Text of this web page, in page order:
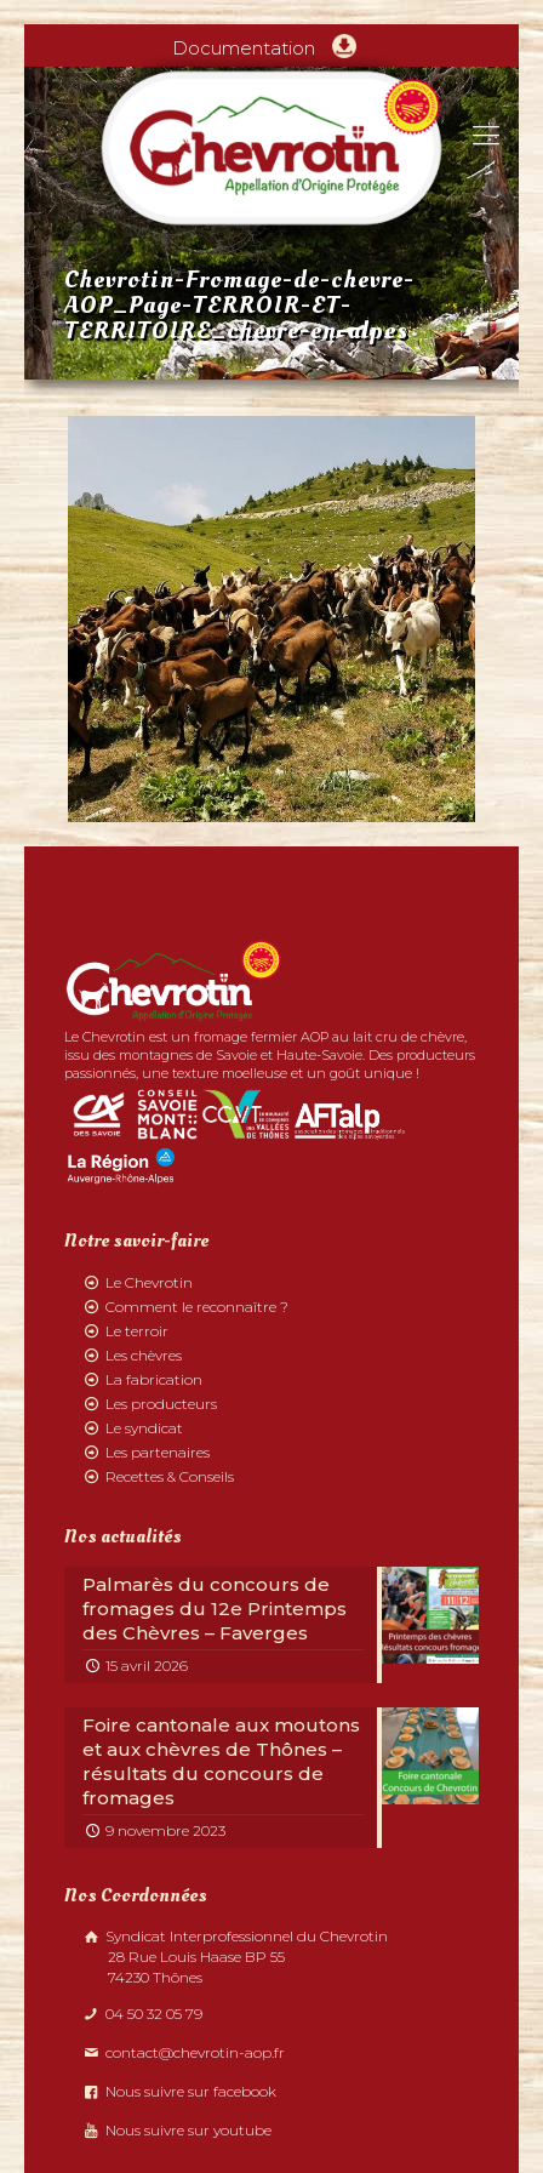
Documentation
Chevrotin-Fromage-de-chevre-
AOP_Page-TERROIR-ET-
TERRITOIRE_chevre-en-alpes
Le Chevrotin est un fromage fermier AOP au lait cru de chèvre,
issu des montagnes de Savoie et Haute-Savoie. Des producteurs
passionnés, une texture moelleuse et un goût unique !
Notre savoir-faire
Le Chevrotin
Comment le reconnaître ?
Le terroir
Les chèvres
La fabrication
Les producteurs
Le syndicat
Les partenaires
Recettes & Conseils
Nos actualités
Palmarès du concours de
fromages du 12e Printemps
des Chèvres – Faverges
15 avril 2026
Foire cantonale aux moutons
et aux chèvres de Thônes –
résultats du concours de
fromages
9 novembre 2023
Nos Coordonnées
Syndicat Interprofessionnel du Chevrotin
28 Rue Louis Haase BP 55
74230 Thônes
04 50 32 05 79
contact@chevrotin-aop.fr
Nous suivre sur facebook
Nous suivre sur youtube